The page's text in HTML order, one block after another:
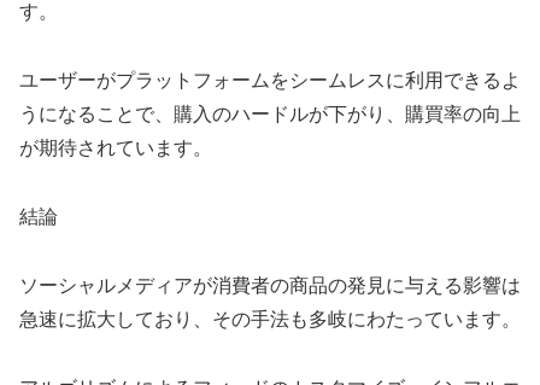
す。
ユーザーがプラットフォームをシームレスに利用できるよ
うになることで、購入のハードルが下がり、購買率の向上
が期待されています。
結論
ソーシャルメディアが消費者の商品の発見に与える影響は
急速に拡大しており、その手法も多岐にわたっています。